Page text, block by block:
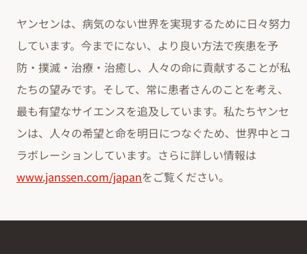
ヤンセンは、病気のない世界を実現するために日々努力
しています。今までにない、より良い方法で疾患を予
防・撲滅・治療・治癒し、人々の命に貢献することが私
たちの望みです。そして、常に患者さんのことを考え、
最も有望なサイエンスを追及しています。私たちヤンセ
ンは、人々の希望と命を明日につなぐため、世界中とコ
ラボレーションしています。さらに詳しい情報は
www.janssen.com/japanをご覧ください。